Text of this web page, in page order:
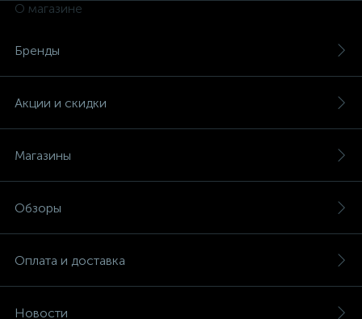
О магазине
Бренды
Акции и скидки
Магазины
Обзоры
Оплата и доставка
Новости